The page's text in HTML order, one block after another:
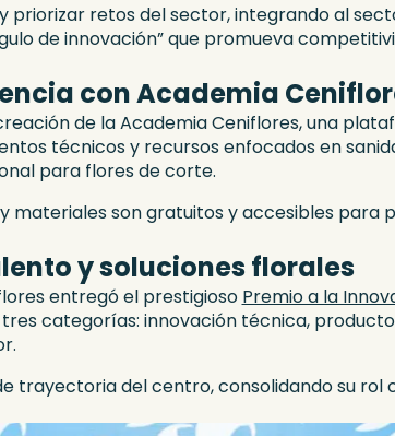
priorizar retos del sector, integrando al
de innovación” que promueva
con Academia
de la Academia Ceniflores, una
técnicos y recursos enfocados en
para flores de corte.
materiales son gratuitos y accesibles para
y soluciones florales
entregó el prestigioso Premio a la
tres categorías: innovación técnica,
trayectoria del centro, consolidando su